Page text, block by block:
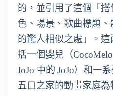
的，並引用了這個「
色、場景、歌曲標題
的驚人相似之處」。
括一個嬰兒（
JoJo 中的 JoJo）和一
五口之家的動畫家庭為